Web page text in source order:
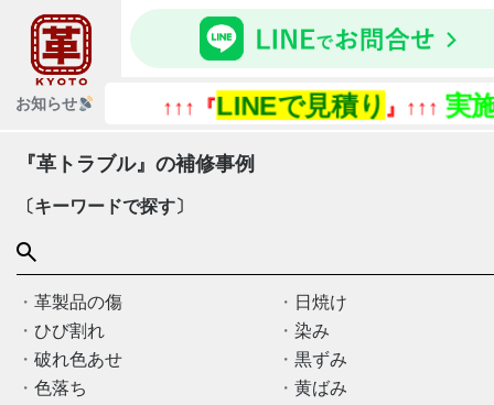
お知らせ ↑↑↑『LINEで見積り』↑↑↑実施中
『革トラブル』の補修事例
〔キーワードで探す〕
革製品の傷
日焼け
ひび割れ
染み
破れ色あせ
黒ずみ
色落ち
黄ばみ